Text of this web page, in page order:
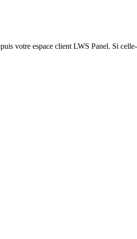
votre espace client LWS Panel. Si